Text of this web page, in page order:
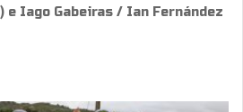
e Iago Gabeiras / Ian Fernández